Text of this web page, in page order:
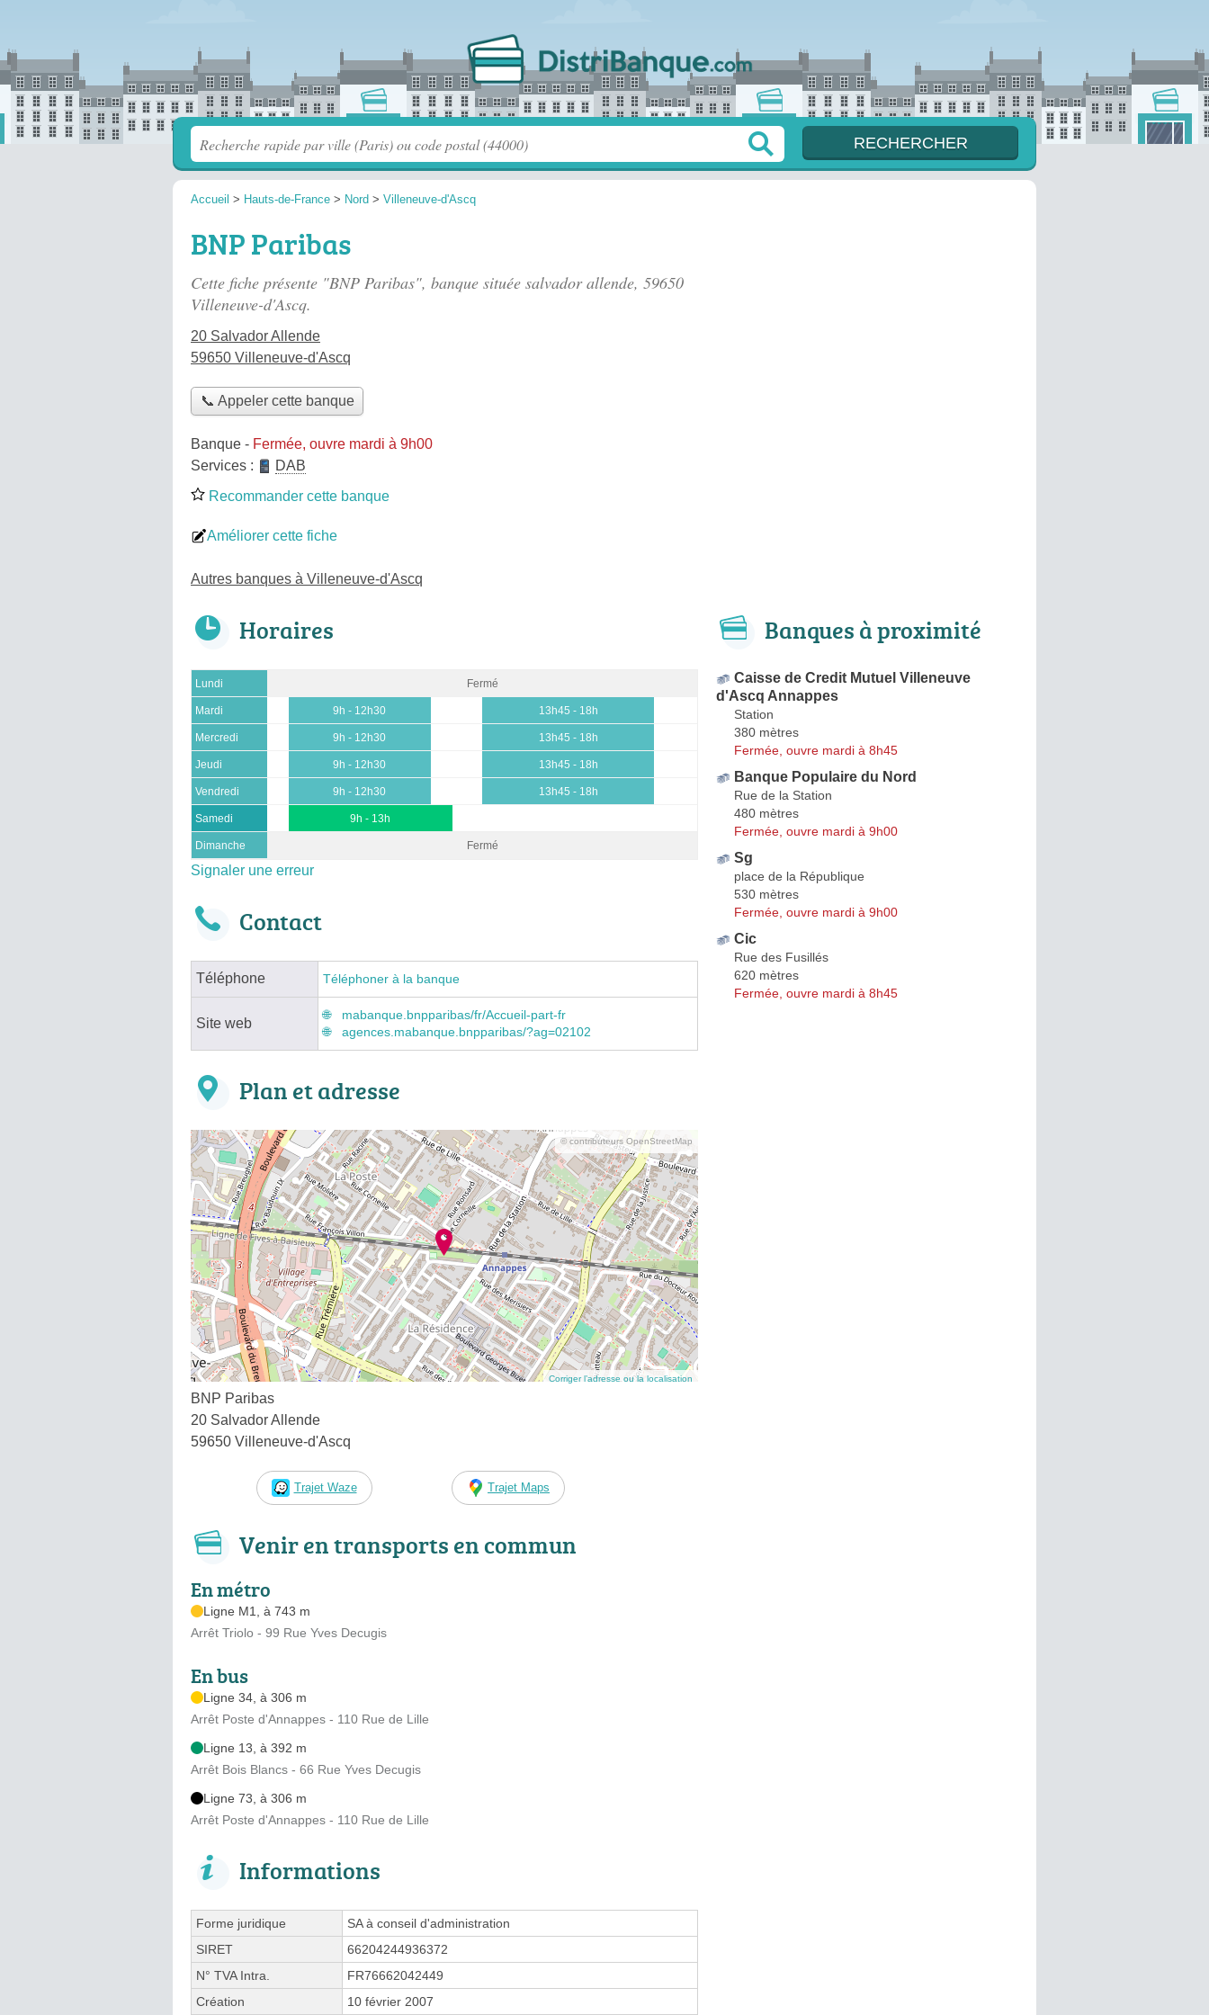
Accueil > Hauts-de-France > Nord > Villeneuve-d'Ascq
BNP Paribas
Cette fiche présente "BNP Paribas", banque située salvador allende, 59650
Villeneuve-d'Ascq.
20 Salvador Allende
59650 Villeneuve-d'Ascq
📞 Appeler cette banque
Banque - Fermée, ouvre mardi à 9h00
Services :
DAB
Recommander cette banque
Améliorer cette fiche
Autres banques à Villeneuve-d'Ascq
Horaires
Lundi Fermé
Mardi 9h - 12h30 13h45 - 18h
Mercredi 9h - 12h30 13h45 - 18h
Jeudi 9h - 12h30 13h45 - 18h
Vendredi 9h - 12h30 13h45 - 18h
Samedi 9h - 13h
Dimanche Fermé
Signaler une erreur
Contact
Téléphone Téléphoner à la banque
Site web
mabanque.bnpparibas/fr/Accueil-part-fr
agences.mabanque.bnpparibas/?ag=02102
Plan et adresse
© contributeurs OpenStreetMap
Corriger l’adresse ou la localisation
BNP Paribas
20 Salvador Allende
59650 Villeneuve-d'Ascq
Trajet Waze Trajet Maps
Venir en transports en commun
En métro
Ligne M1, à 743 m
Arrêt Triolo - 99 Rue Yves Decugis
En bus
Ligne 34, à 306 m
Arrêt Poste d'Annappes - 110 Rue de Lille
Ligne 13, à 392 m
Arrêt Bois Blancs - 66 Rue Yves Decugis
Ligne 73, à 306 m
Arrêt Poste d'Annappes - 110 Rue de Lille
Informations
Forme juridique
SA à conseil d'administration
SIRET
66204244936372
N° TVA Intra.
FR76662042449
Création
10 février 2007
Banques à proximité
Caisse de Credit Mutuel Villeneuve
d'Ascq Annappes
Station
380 mètres
Fermée, ouvre mardi à 8h45
Banque Populaire du Nord
Rue de la Station
480 mètres
Fermée, ouvre mardi à 9h00
Sg
place de la République
530 mètres
Fermée, ouvre mardi à 9h00
Cic
Rue des Fusillés
620 mètres
Fermée, ouvre mardi à 8h45